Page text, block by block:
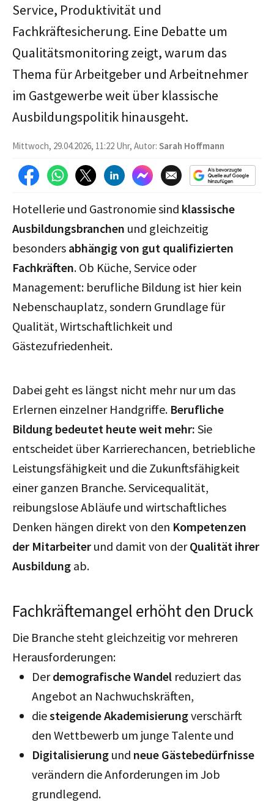
Service, Produktivität und
Fachkräftesicherung. Eine Debatte um
Qualitätsmonitoring zeigt, warum das
Thema für Arbeitgeber und Arbeitnehmer
im Gastgewerbe weit über klassische
Ausbildungspolitik hinausgeht.
Mittwoch, 29.04.2026, 11:22 Uhr, Autor: Sarah Hoffmann
Hotellerie und Gastronomie sind klassische
Ausbildungsbranchen und gleichzeitig
besonders abhängig von gut qualifizierten
Fachkräften. Ob Küche, Service oder
Management: berufliche Bildung ist hier kein
Nebenschauplatz, sondern Grundlage für
Qualität, Wirtschaftlichkeit und
Gästezufriedenheit.
Dabei geht es längst nicht mehr nur um das
Erlernen einzelner Handgriffe. Berufliche
Bildung bedeutet heute weit mehr: Sie
entscheidet über Karrierechancen, betriebliche
Leistungsfähigkeit und die Zukunftsfähigkeit
einer ganzen Branche. Servicequalität,
reibungslose Abläufe und wirtschaftliches
Denken hängen direkt von den Kompetenzen
der Mitarbeiter und damit von derQualität ihrer
Ausbildung ab.
Fachkräftemangel erhöht den Druck
Die Branche steht gleichzeitig vor mehreren
Herausforderungen:
Derdemografische Wandel reduziert das
Angebot an Nachwuchskräften,
diesteigende Akademisierungverschärft
den Wettbewerb um junge Talente und
Digitalisierung und neue Gästebedürfnisse
verändern die Anforderungen im Job
grundlegend.